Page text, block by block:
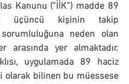
Kanunu
(“İİK”) madde 89
üçüncü kişinin takip
neden olan
arasında yer almaktadır.
uygulamada 89 haciz
olarak bilinen bu müessese